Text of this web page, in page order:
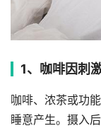
1、咖啡因刺激
咖啡、浓茶或功
睡意产生。摄入